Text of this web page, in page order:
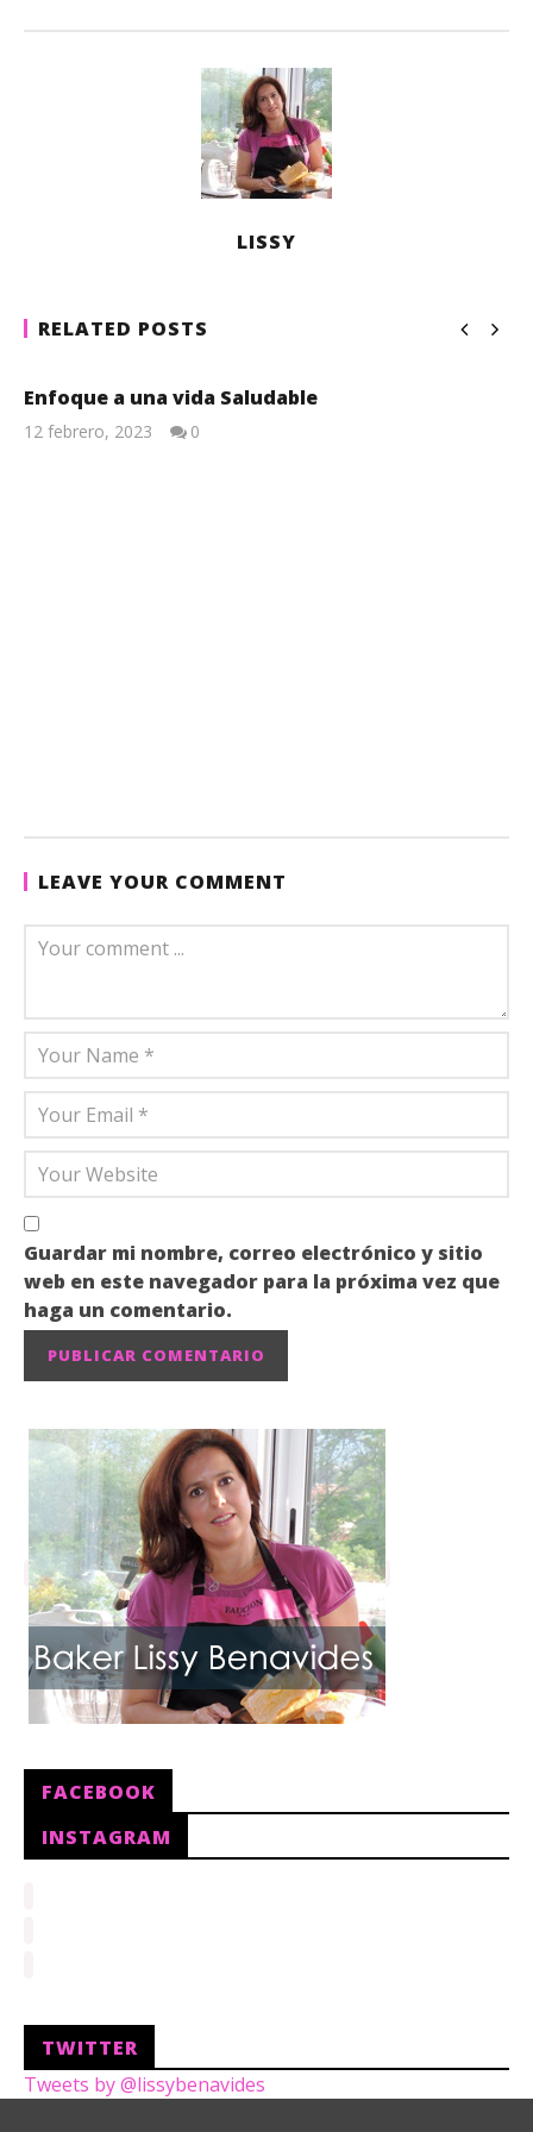
LISSY
RELATED POSTS
Enfoque a una vida Saludable
12 febrero, 2023
0
LEAVE YOUR COMMENT
Guardar mi nombre, correo electrónico y sitio
web en este navegador para la próxima vez que
haga un comentario.
FACEBOOK
INSTAGRAM
TWITTER
Tweets by @lissybenavides